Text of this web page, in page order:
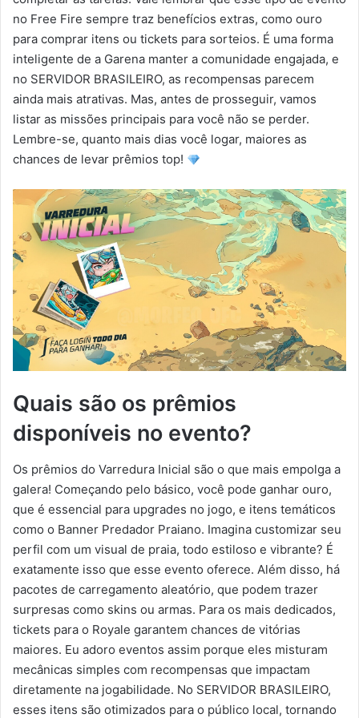
no Free Fire sempre traz benefícios extras, como ouro
para comprar itens ou tickets para sorteios. É uma forma
inteligente de a Garena manter a comunidade engajada, e
no SERVIDOR BRASILEIRO, as recompensas parecem
ainda mais atrativas. Mas, antes de prosseguir, vamos
listar as missões principais para você não se perder.
Lembre-se, quanto mais dias você logar, maiores as
chances de levar prêmios top!
Quais são os prêmios
disponíveis no evento?
Os prêmios do Varredura Inicial são o que mais empolga a
galera! Começando pelo básico, você pode ganhar ouro,
que é essencial para upgrades no jogo, e itens temáticos
como o Banner Predador Praiano. Imagina customizar seu
perfil com um visual de praia, todo estiloso e vibrante? É
exatamente isso que esse evento oferece. Além disso, há
pacotes de carregamento aleatório, que podem trazer
surpresas como skins ou armas. Para os mais dedicados,
tickets para o Royale garantem chances de vitórias
maiores. Eu adoro eventos assim porque eles misturam
mecânicas simples com recompensas que impactam
diretamente na jogabilidade. No SERVIDOR BRASILEIRO,
esses itens são otimizados para o público local, tornando